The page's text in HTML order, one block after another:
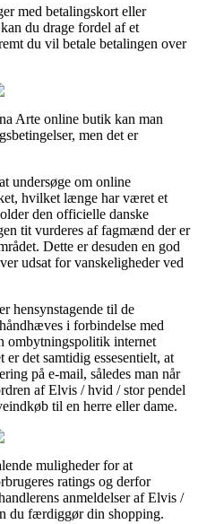
med betalingskort eller
du drage fordel af et
du vil betale betalingen over
Arte online butik kan man
men det er
undersøge om online
hvilket længe har været et
den officielle danske
tit vurderes af fagmænd der er
Dette er desuden en god
udsat for vanskeligheder ved
hensynstagende til de
i forbindelse med
ombytningspolitik internet
det samtidig essesentielt, at
på e-mail, således man når
af Elvis / hvid / stor pendel
til en herre eller dame.
muligheder for at
ratings og derfor
anmeldelser af Elvis /
du færdiggør din shopping.